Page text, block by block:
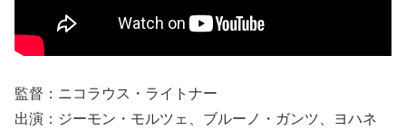
監督：ニコラウス・ライトナー
出演：ジーモン・モルツェ、ブルーノ・ガンツ、ヨハネ